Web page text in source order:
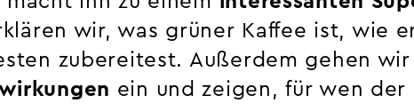
wir, was grüner Kaffee ist, wie
zubereitest. Außerdem gehen wir
ein und zeigen, für wen der